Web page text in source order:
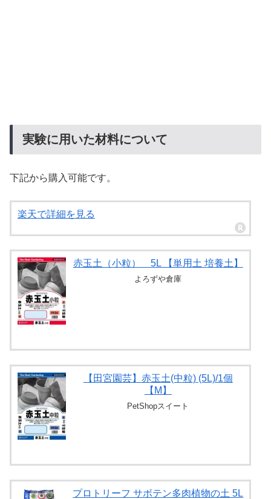
実験に用いた材料について
下記から購入可能です。
楽天で詳細を見る
赤玉土（小粒） 5L 【単用土 培養土】
よろずや倉庫
【田宮園芸】赤玉土(中粒) (5L)/1個
【M】
PetShopスイート
プロトリーフ サボテン多肉植物の土 5L